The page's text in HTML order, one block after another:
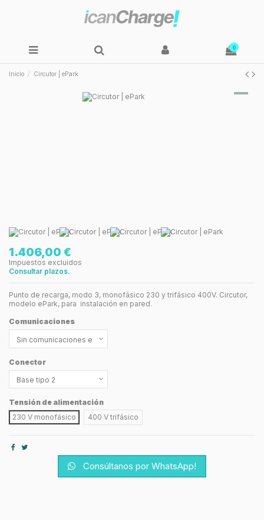
0
Inicio Circutor | ePark
1.406,00 €
Impuestos excluidos
Consultar plazos.
Punto de recarga, modo 3, monofásico 230 y trifásico 400V. Circutor,
modelo ePark, para instalación en pared.
Comunicaciones
Conector
Tensión de alimentación
230 V monofásico
400 V trifásico
Consúltanos por WhatsApp!